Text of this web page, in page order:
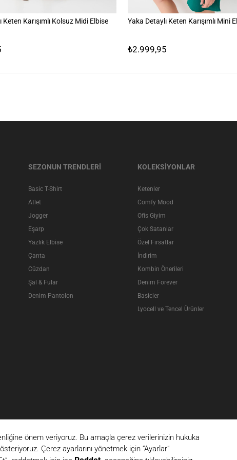
Keten Karışımlı Kolsuz Midi Elbise Yaka Detaylı Keten Karışımlı Mini
₺2.999,95
SEZONUN TRENDLERİ
Basic T-Shirt
Atlet
Jogger
Eşarp
Yazlık Elbise
Çanta
Cüzdan
Şal & Fular
Denim Pantolon
KOLEKSİYONLAR
Ketenler
Comfy Mood
Ofis Giyim
Çok Satanlar
Özel Fırsatlar
İndirim
Kombin Önerileri
Denim Forever
Basicler
Lyocell ve Tencel Ürünler